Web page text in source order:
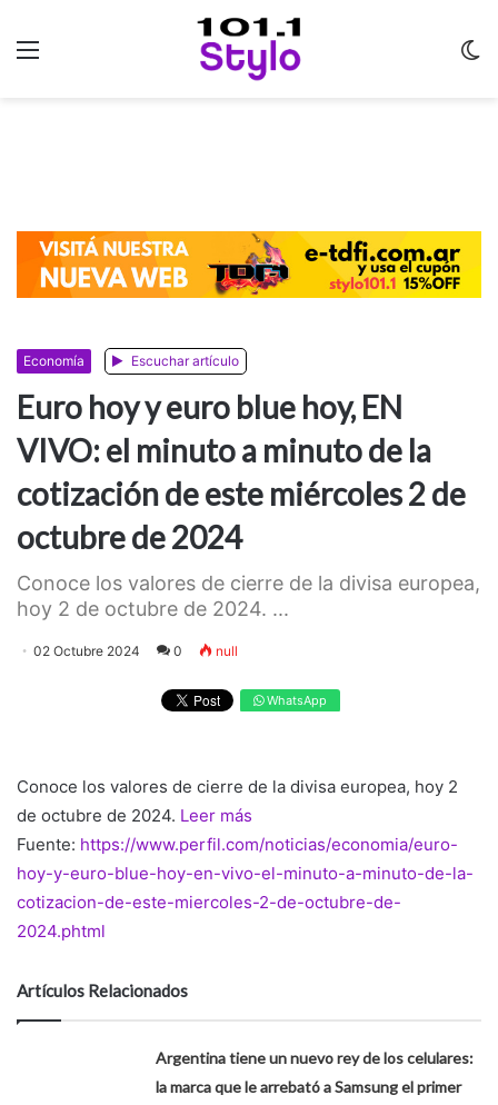
Economía Escuchar artículo
Euro hoy y euro blue hoy, EN
VIVO: el minuto a minuto de la
cotización de este miércoles 2 de
octubre de 2024
Conoce los valores de cierre de la divisa europea,
hoy 2 de octubre de 2024. ...
02 Octubre 2024 0 null
WhatsApp
Conoce los valores de cierre de la divisa europea, hoy 2
de octubre de 2024. Leer más
Fuente: https://www.perfil.com/noticias/economia/euro-
hoy-y-euro-blue-hoy-en-vivo-el-minuto-a-minuto-de-la-
cotizacion-de-este-miercoles-2-de-octubre-de-
2024.phtml
Artículos Relacionados
Argentina tiene un nuevo rey de los celulares:
la marca que le arrebató a Samsung el primer